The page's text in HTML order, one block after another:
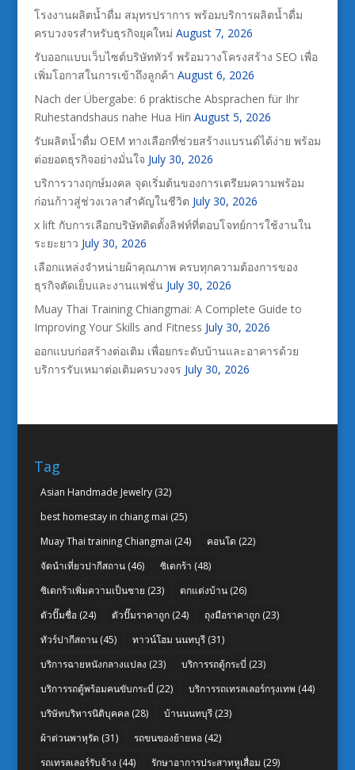
โรงงานผลิตน้ำดื่ม สมุทรปราการ พร้อมบริการผลิตน้ำดื่ม
ครบวงจรสำหรับธุรกิจยุคใหม่ August 7, 2026
รับออกแบบเว็บไซต์บริษัททัวร์ พร้อมวางโครงสร้าง SEO เพื่อ
เพิ่มโอกาสในการเข้าถึงลูกค้า August 6, 2026
Nach der Übergabe: 6 praktische Absprachen für Ihr
Ruhestandshaus nahe Hua Hin August 5, 2026
รับผลิตน้ำดื่ม OEM ทางเลือกที่ช่วยสร้างแบรนด์ได้ง่าย พร้อม
ต่อยอดธุรกิจอย่างมั่นใจ July 30, 2026
บริการวางฤกษ์มงคล จุดเริ่มต้นของการเตรียมความพร้อม
ก่อนก้าวสู่ช่วงเวลาสำคัญในชีวิต July 30, 2026
x lift กับการเลือกบริษัทติดตั้งลิฟท์ที่ตอบโจทย์การใช้งานใน
ระยะยาว July 30, 2026
เลือกแหล่งจำหน่ายผ้าคุณภาพ ครบทุกความต้องการของ
ธุรกิจตัดเย็บและงานแฟชั่น July 30, 2026
Muay Thai Training Chiangmai: A Complete Guide to
Improving Your Skills and Fitness July 30, 2026
ออกแบบก่อสร้างต่อเติม เพื่อยกระดับบ้านและอาคารด้วย
บริการรับเหมาต่อเติมครบวงจร July 30, 2026
Tag
Asian Handmade Jewelry(32)
best homestay in chiang mai (25)
Muay Thai training Chiangmai (24) คอนโด (22)
จัดนำเที่ยวปากีสถาน(46) ซิเดกร้า (48)
ซิเดกร้าเพิ่มความเป็นชาย (23) ตกแต่งบ้าน(26)
ตัวปั๊มชื่อ(24) ตัวปั๊มราคาถูก(24) ถุงมือราคาถูก(23)
ทัวร์ปากีสถาน(45) ทาวน์โฮม นนทบุรี(31)
บริการฉายหนังกลางแปลง (23) บริการรถตู้กระบี่ (23)
บริการรถตู้พร้อมคนขับกระบี่ (22) บริการรถเทรลเลอร์กรุงเทพ (44)
บริษัทบริหารนิติบุคคล(28) บ้านนนทบุรี(23)
ผ้าต่วนพาหุรัด (31) รถขนของย้ายหอ(42)
รถเทรลเลอร์รับจ้าง (44) รักษาอาการประสาทหูเสื่อม (29)